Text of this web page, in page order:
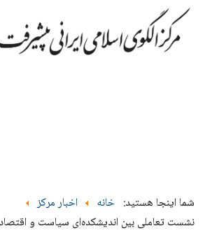
شما اینجا هستید: خانه
اخبار مرکز
نشست تعاملی بین اندیشکده‌ای سیاست و